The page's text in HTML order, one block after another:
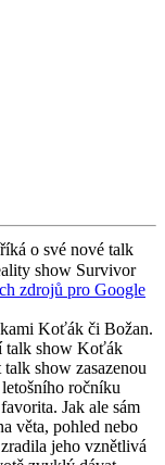
o své nové talk
show Survivor
zdrojů pro Google
Koťák či Božan.
talk show Koťák
show zasazenou
ročníku
Jak ale sám
věta, pohled nebo
jeho vznětlivá